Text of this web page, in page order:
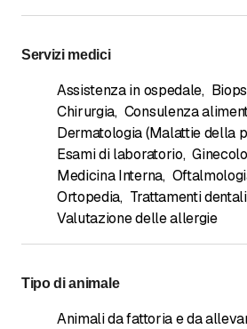
Servizi medici
Assistenza in ospedale,
Chirurgia, Consulenza
Dermatologia (Malattie della
Esami di laboratorio,
Medicina Interna,
Ortopedia, Trattamenti dentali
Valutazione delle allergie
Tipo di animale
Animali da fattoria e da